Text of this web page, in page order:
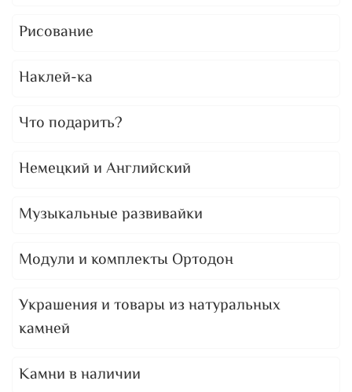
Рисование
Наклей-ка
Что подарить?
Немецкий и Английский
Музыкальные развивайки
Модули и комплекты Ортодон
Украшения и товары из натуральных
камней
Камни в наличии